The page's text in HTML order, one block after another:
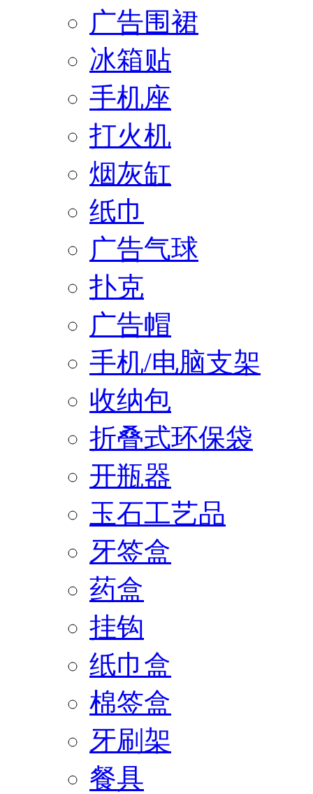
广告围裙
冰箱贴
手机座
打火机
烟灰缸
纸巾
广告气球
扑克
广告帽
手机/电脑支架
收纳包
折叠式环保袋
开瓶器
玉石工艺品
牙签盒
药盒
挂钩
纸巾盒
棉签盒
牙刷架
餐具